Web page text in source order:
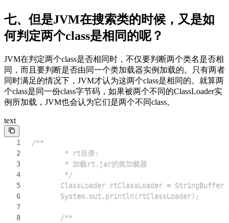
七、但是JVM在搜索类的时候，又是如
何判定两个class是相同的呢？
JVM在判定两个class是否相同时，不仅要判断两个类名是否相
同，而且要判断是否由同一个类加载器实例加载的。只有两者
同时满足的情况下，JVM才认为这两个class是相同的。就算两
个class是同一份class字节码，如果被两个不同的ClassLoader实
例所加载，JVM也会认为它们是两个不同class。
text
1
2
3
4
5
6
7
8